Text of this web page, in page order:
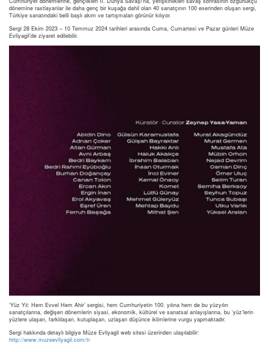
dönemine rastlayanlar ile daha genç bir kuşağa dahil olan 40 sanatçının 100 eserinden oluşan sergi,
Türkiye sanatındaki belli başlı akım ve tartışmaları görünür kılıyor.
Sergi 28 Ekim 2023 – 10 Temmuz 2024 tarihleri arasında Cuma, Cumartesi ve Pazar günleri Müze
Evliyagil’de ziyaret edilebilir.
‘Yüz Yıl: Hem Evvel Hem Ahir’ sergisi, hem Cumhuriyetin 100. yılına hem de bu yüzyılın
sanatçılarına, değişen dönemlerin siyasi, ekonomik, kültürel ve sanatsal anlayışlarına, bu ‘yüz’lerin
yüzlere ulaşan, farklılaşan, kutuplaşan, uzlaşan düşünce iklimlerine vurgu yapmaktadır.
Sergi hakkında detaylı bilgiye Müze Evliyagil web sitesi üzerinden ulaşılabilir:
http://www.muzeevliyagil.com/tr